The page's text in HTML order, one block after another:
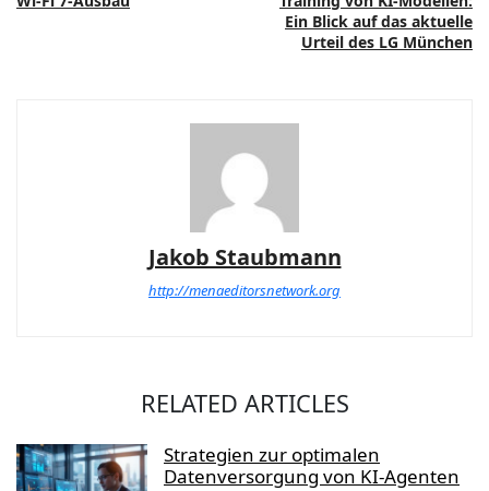
Ein Blick auf das aktuelle
Urteil des LG München
Jakob Staubmann
http://menaeditorsnetwork.org
RELATED ARTICLES
Strategien zur optimalen
Datenversorgung von KI-Agenten